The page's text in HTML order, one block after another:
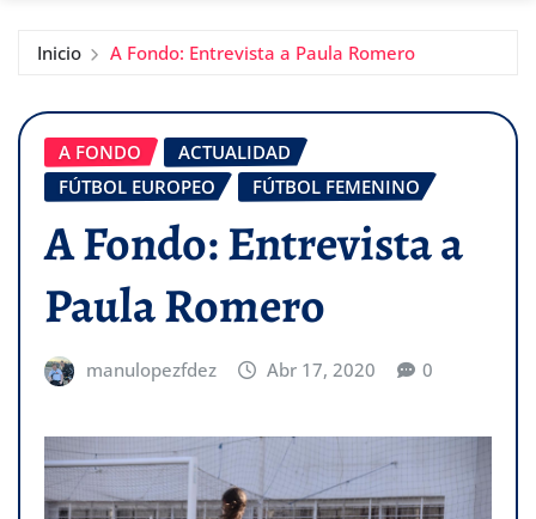
Inicio A Fondo: Entrevista a Paula Romero
A FONDO
ACTUALIDAD
FÚTBOL EUROPEO
FÚTBOL FEMENINO
A Fondo: Entrevista a
Paula Romero
manulopezfdez Abr 17, 2020 0